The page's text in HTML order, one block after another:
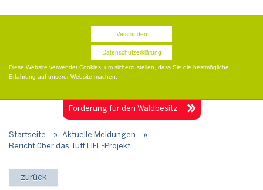
Verstanden
Datenschutzerklärung
Diese Website verwendet Cookies, um sicherzustellen, dass Sie die bestmögliche
Erfahrung auf unserer Website machen.
Förderung fürden Waldbesitz
Startseite » Aktuelle Meldungen
»
Bericht über das Tuff LIFE-Projekt
zurück